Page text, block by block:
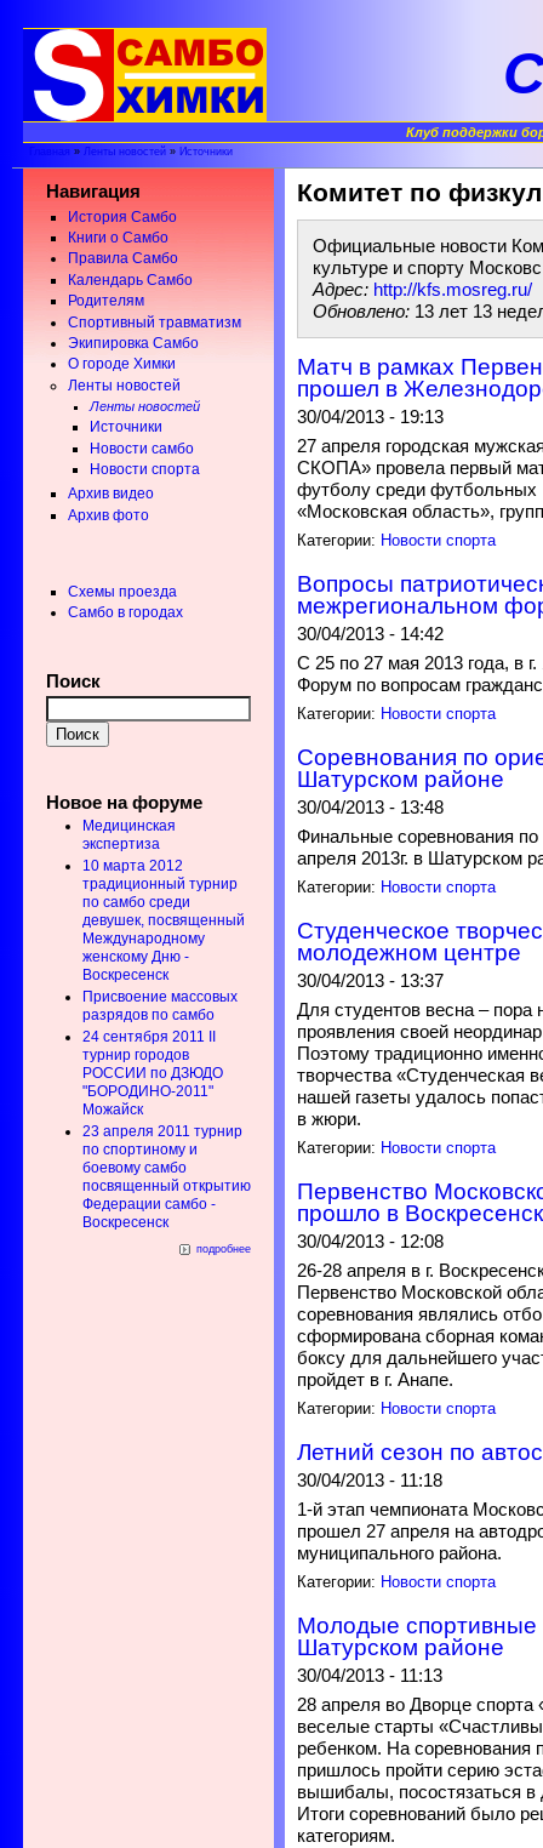
Клуб поддержки
Главная » Ленты новостей» Источники
Навигация
История Самбо
Книги о Самбо
Правила Самбо
Календарь Самбо
Родителям
Спортивный травматизм
Экипировка Самбо
О городе Химки
Ленты новостей
Ленты новостей
Источники
Новости самбо
Новости спорта
Архив видео
Архив фото
Схемы проезда
Самбо в городах
Поиск
Новое на форуме
Медицинская
экспертиза
10 марта 2012
традиционный турнир
по самбо среди
девушек, посвященный
Международному
женскому Дню -
Воскресенск
Присвоение массовых
разрядов по самбо
24 сентября 2011 II
турнир городов
РОССИИ по ДЗЮДО
"БОРОДИНО-2011"
Можайск
23 апреля 2011 турнир
по спортиному и
боевому самбо
посвященный открытию
Федерации самбо -
Воскресенск
подробнее
Комитет по
Официальные новости
культуре и спорту
Адрес: http://kfs.mosreg.ru/
Обновлено: 13 лет 13
Матч в рамках
прошел в
30/04/2013 - 19:13
27 апреля городская
СКОПА» провела первый
футболу среди футбольных
«Московская область»,
Категории: Новости спорта
Вопросы
межрегиональном
30/04/2013 - 14:42
С 25 по 27 мая 2013 года, в
Форум по вопросам
Категории: Новости спорта
Соревнования по
Шатурском районе
30/04/2013 - 13:48
Финальные соревнования
апреля 2013г. в Шатурском
Категории: Новости спорта
Студенческое
молодежном центре
30/04/2013 - 13:37
Для студентов весна – пора
проявления своей
Поэтому традиционно
творчества «Студенческая
нашей газеты удалось
в жюри.
Категории: Новости спорта
Первенство
прошло в
30/04/2013 - 12:08
26-28 апреля в г.
Первенство Московской
соревнования являлись
сформирована сборная
боксу для дальнейшего
пройдет в г. Анапе.
Категории: Новости спорта
Летний сезон по
30/04/2013 - 11:18
1-й этап чемпионата
прошел 27 апреля на
муниципального района.
Категории: Новости спорта
Молодые спортивные
Шатурском районе
30/04/2013 - 11:13
28 апреля во Дворце
веселые старты
ребенком. На
пришлось пройти серию
вышибалы, посостязаться в
Итоги соревнований было
категориям.